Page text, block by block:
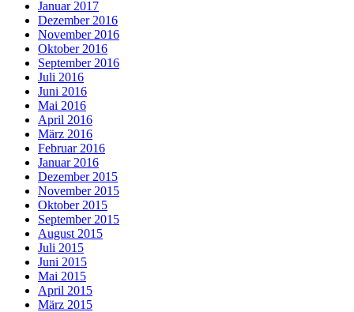
Januar 2017
Dezember 2016
November 2016
Oktober 2016
September 2016
Juli 2016
Juni 2016
Mai 2016
April 2016
März 2016
Februar 2016
Januar 2016
Dezember 2015
November 2015
Oktober 2015
September 2015
August 2015
Juli 2015
Juni 2015
Mai 2015
April 2015
März 2015